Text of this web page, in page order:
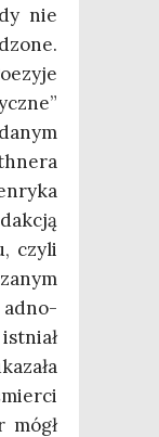
nie
czy­li
adno­